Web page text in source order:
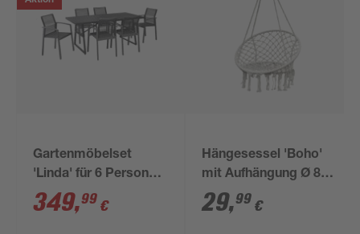
Gartenmöbelset
'Linda' für 6 Personen
Aluminium
349,99 €
Hängesessel 'Boho'
mit Aufhängung Ø 80
x 125 cm
29,99 €